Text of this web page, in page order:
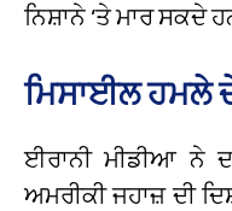
ਨਿਸ਼ਾਨੇ ‘ਤੇ ਮਾਰ ਸਕਦੇ
ਮਿਸਾਈਲ ਹਮਲੇ
ਈਰਾਨੀ ਮੀਡੀਆ ਨੇ
ਅਮਰੀਕੀ ਜਹਾਜ਼ ਦੀ